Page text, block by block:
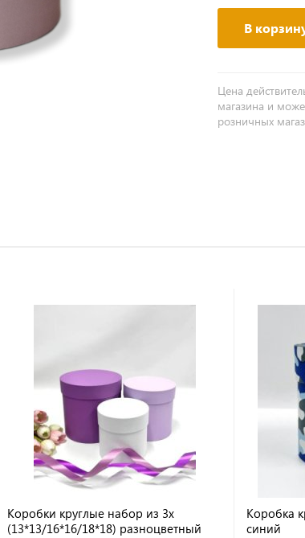
В
Цена
магазина и
розничных
Коробки круглые набор из 3х
(13*13/16*16/18*18) разноцветный
Коробка
синий